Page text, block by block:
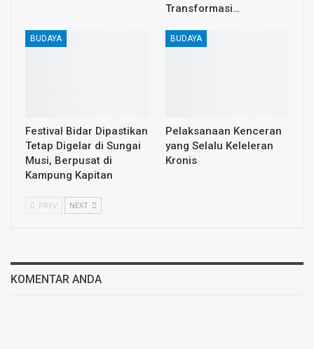
Transformasi…
BUDAYA
Festival Bidar Dipastikan
Tetap Digelar di Sungai
Musi, Berpusat di
Kampung Kapitan
BUDAYA
Pelaksanaan Kenceran
yang Selalu Keleleran
Kronis
PREV NEXT
KOMENTAR ANDA